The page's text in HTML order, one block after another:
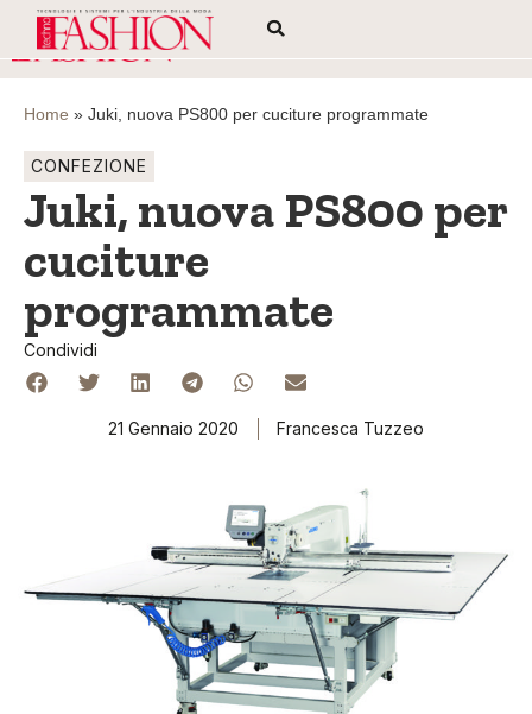
Home » Juki, nuova PS800 per cuciture programmate
CONFEZIONE
Juki, nuova PS800 per
cuciture
programmate
Condividi
21 Gennaio 2020 Francesca Tuzzeo